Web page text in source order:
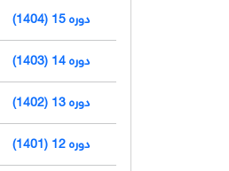
دوره 15 (1404)
دوره 14 (1403)
دوره 13 (1402)
دوره 12 (1401)